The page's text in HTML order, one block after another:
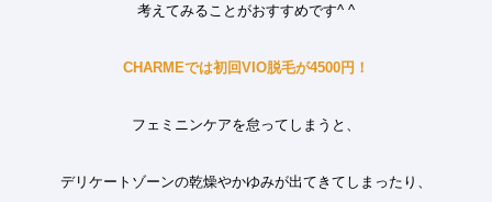
考えてみることがおすすめです^ ^
CHARMEでは初回VIO脱毛が4500円！
フェミニンケアを怠ってしまうと、
デリケートゾーンの乾燥やかゆみが出てきてしまったり、